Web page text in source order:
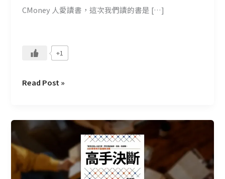
CMoney 人愛讀書，這次我們讀的書是 […]
+1
&
成
都
解
決
Read Post »
CMoney
書
會
—